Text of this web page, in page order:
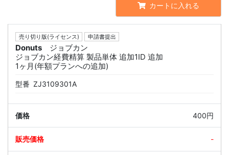
カートに入れる
売り切り版(ライセンス) 申請書提出
Donuts
ジョブカン
ジョブカン経費精算 製品単体 追加1ID 追加
1ヶ月(年額プランへの追加)
型番 ZJ3109301A
400円
-